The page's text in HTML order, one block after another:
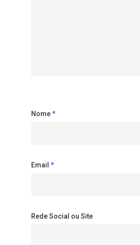
Nome*
Email *
Rede Social ou Site